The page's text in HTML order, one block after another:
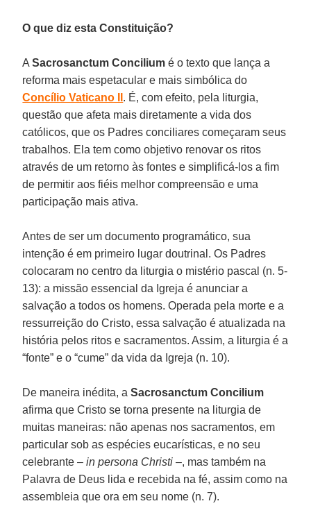
O que diz esta Constituição?
ASacrosanctum Concilium é o texto que lança a
reforma mais espetacular e mais simbólica do
Concílio Vaticano II . É, com efeito, pela liturgia,
questão que afeta mais diretamente a vida dos
católicos, que os Padres conciliares começaram seus
trabalhos. Ela tem como objetivo renovar os ritos
através de um retorno às fontes e simplificá-los a fim
de permitir aos fiéis melhor compreensão e uma
participação mais ativa.
Antes de ser um documento programático, sua
intenção é em primeiro lugar doutrinal. Os Padres
colocaram no centro da liturgia o mistério pascal (n. 5-
13): a missão essencial da Igreja é anunciar a
salvação a todos os homens. Operada pela morte e a
ressurreição do Cristo, essa salvação é atualizada na
história pelos ritos e sacramentos. Assim, a liturgia é a
“fonte” e o “cume” da vida da Igreja (n. 10).
De maneira inédita, aSacrosanctum Concilium
afirma que Cristo se torna presente na liturgia de
muitas maneiras: não apenas nos sacramentos, em
particular sob as espécies eucarísticas, e no seu
celebrante –in persona Christi –, mas também na
Palavra de Deus lida e recebida na fé, assim como na
assembleia que ora em seu nome (n. 7).